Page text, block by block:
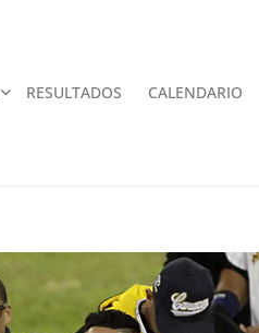
RESULTADOS CALENDARIO